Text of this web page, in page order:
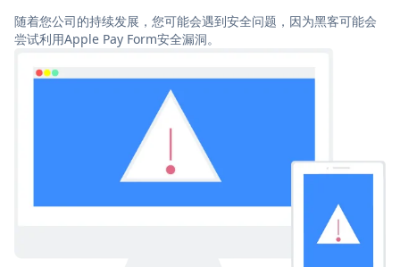
随着您公司的持续发展，您可能会遇到安全问题，因为黑客可能会
尝试利用Apple Pay Form安全漏洞。